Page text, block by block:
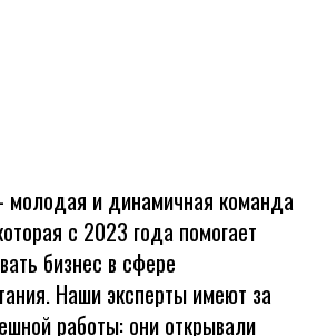
и динамичная команда
с 2023 года помогает
бизнес в сфере
Наши эксперты имеют за
работы: они открывали